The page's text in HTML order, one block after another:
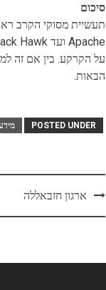
סיכום
על הקרקע. בין אם זה
הבאות.
POSTED UNDER
Postארגון חזבאללה